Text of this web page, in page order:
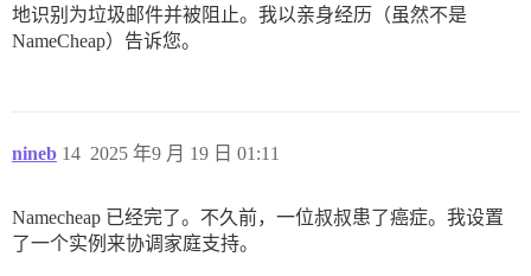
地识别为垃圾邮件并被阻止。我以亲身经历（虽然不是
NameCheap）告诉您。
nineb 2025 年9 月 19 日 01:11
14
Namecheap 已经完了。不久前，一位叔叔患了癌症。我设置
了一个实例来协调家庭支持。